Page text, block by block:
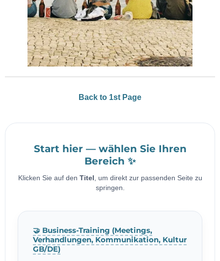
Back to 1st Page
Start hier — wählen Sie Ihren
Bereich ✨
Klicken Sie auf den Titel
, um direkt zur passenden Seite zu
springen.
🤝 Business-Training (Meetings,
Verhandlungen, Kommunikation, Kultur
GB/DE)